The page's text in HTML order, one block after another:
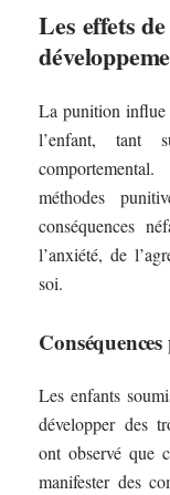
Les effets
La punition influe
l’enfant, tant
méthodes
conséquences
l’anxiété, de
soi.
Les enfants
développer des
ont observé que
manifester des